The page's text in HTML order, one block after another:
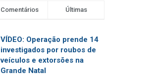
Comentários Últimas
VÍDEO: Operação prende 14
investigados por roubos de
veículos e extorsões na
Grande Natal